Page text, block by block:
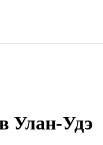
Улан-Удэ